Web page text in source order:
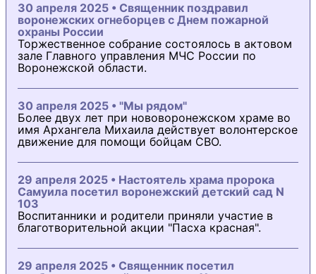
30 апреля 2025 • Священник поздравил
воронежских огнеборцев с Днем пожарной
охраны России
Торжественное собрание состоялось в актовом
зале Главного управления МЧС России по
Воронежской области.
30 апреля 2025 • "Мы рядом"
Более двух лет при нововоронежском храме во
имя Архангела Михаила действует волонтерское
движение для помощи бойцам СВО.
29 апреля 2025 • Настоятель храма пророка
Самуила посетил воронежский детский сад N
103
Воспитанники и родители приняли участие в
благотворительной акции "Пасха красная".
29 апреля 2025 • Священник посетил